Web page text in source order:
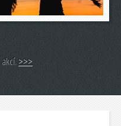
>>>